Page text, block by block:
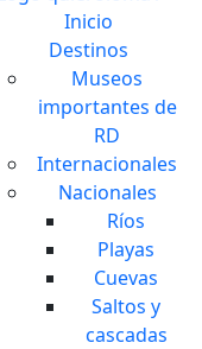
Inicio
Destinos
Museos
importantes de
RD
Internacionales
Nacionales
Ríos
Playas
Cuevas
Saltos y
cascadas